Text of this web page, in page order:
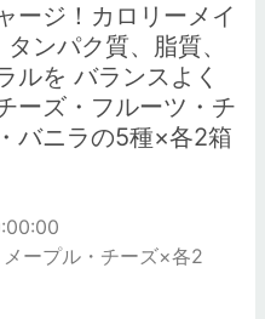
ージ！カロリーメイ
ンパク質、脂質、
ルを バランスよく
ーズ・フルーツ・チ
バニラの5種×各2箱
ープル・チーズ×各2